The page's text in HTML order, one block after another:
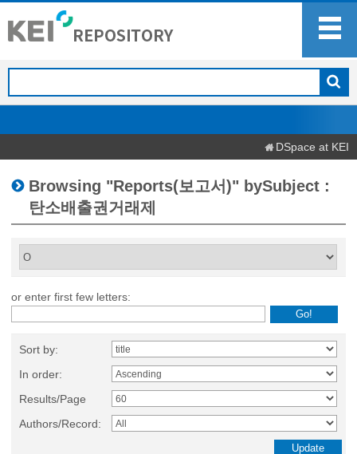
DSpace at KEI
Browsing "Reports(보고서)" bySubject :
탄소배출권거래제
or enter first few letters:
Sort by:
In order:
Results/Page
Authors/Record: